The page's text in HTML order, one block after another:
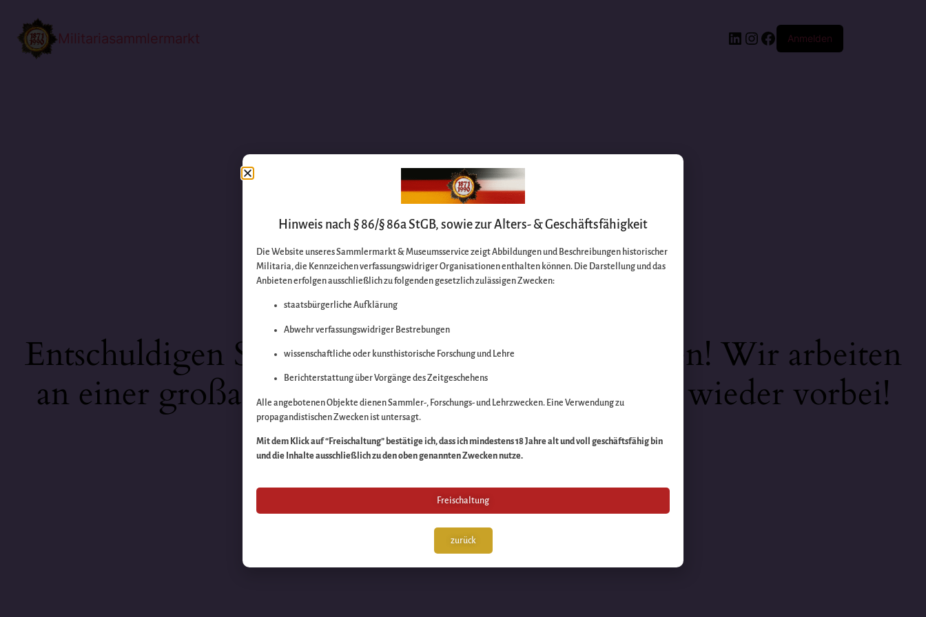
Militariasammlermarkt Anmelden
Entschuldigen Sie bitte die Unannehmlichkeiten! Wir arbeiten
an einer großartigen Sache – schauen Sie bald wieder vorbei!
Hinweis nach § 86/§ 86a StGB, sowie zur Alters- & Geschäftsfähigkeit
Die Website unseres Sammlermarkt & Museumsservice zeigt Abbildungen und Beschreibungen historischer
Militaria, die Kennzeichen verfassungswidriger Organisationen enthalten können. Die Darstellung und das
Anbieten erfolgen ausschließlich zu folgenden gesetzlich zulässigen Zwecken:
staatsbürgerliche Aufklärung
Abwehr verfassungswidriger Bestrebungen
wissenschaftliche oder kunsthistorische Forschung und Lehre
Berichterstattung über Vorgänge des Zeitgeschehens
Alle angebotenen Objekte dienen Sammler-, Forschungs- und Lehrzwecken. Eine Verwendung zu
propagandistischen Zwecken ist untersagt.
Mit dem Klick auf “Freischaltung” bestätige ich, dass ich mindestens 18 Jahre alt und voll geschäftsfähig bin
und die Inhalte ausschließlich zu den oben genannten Zwecken nutze.
Freischaltung
zurück